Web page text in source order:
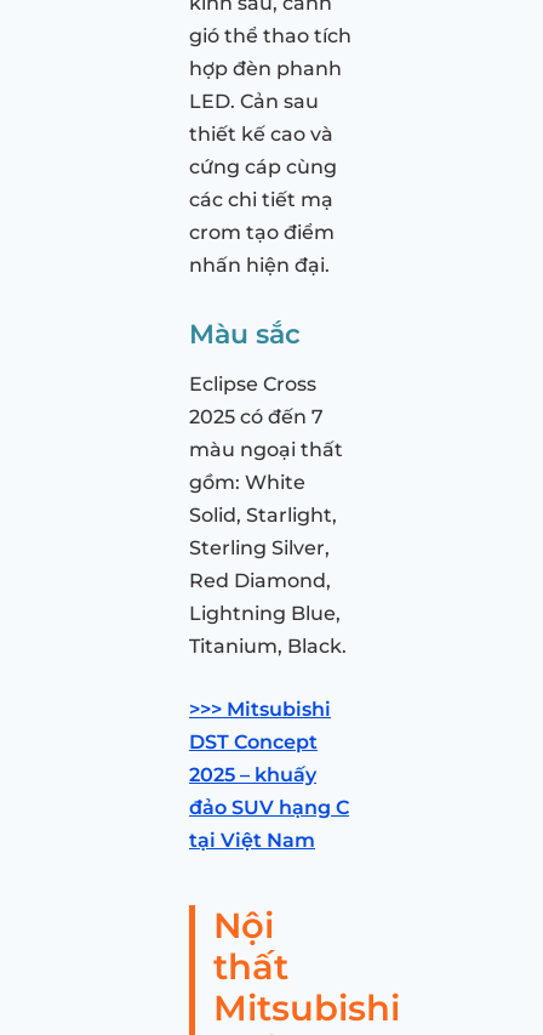
gió thể thao tích
hợp đèn phanh
LED. Cản sau
thiết kế cao và
cứng cáp cùng
các chi tiết mạ
crom tạo điểm
nhấn hiện đại.
Màu sắc
Eclipse Cross
2025 có đến 7
màu ngoại thất
gồm: White
Solid, Starlight,
Sterling Silver,
Red Diamond,
Lightning Blue,
Titanium, Black.
>>> Mitsubishi
DST Concept
2025 – khuấy
đảo SUV hạng C
tại Việt Nam
Nội
thất
Mitsubishi